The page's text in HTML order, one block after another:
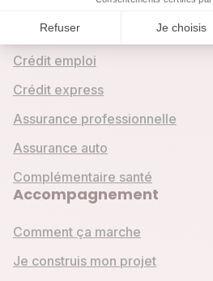
Refuser Je choisis
Crédit mobilité
Crédit emploi
Crédit express
Assurance professionnelle
Assurance auto
Complémentaire santé
Accompagnement
Comment ça marche
Je construis mon projet